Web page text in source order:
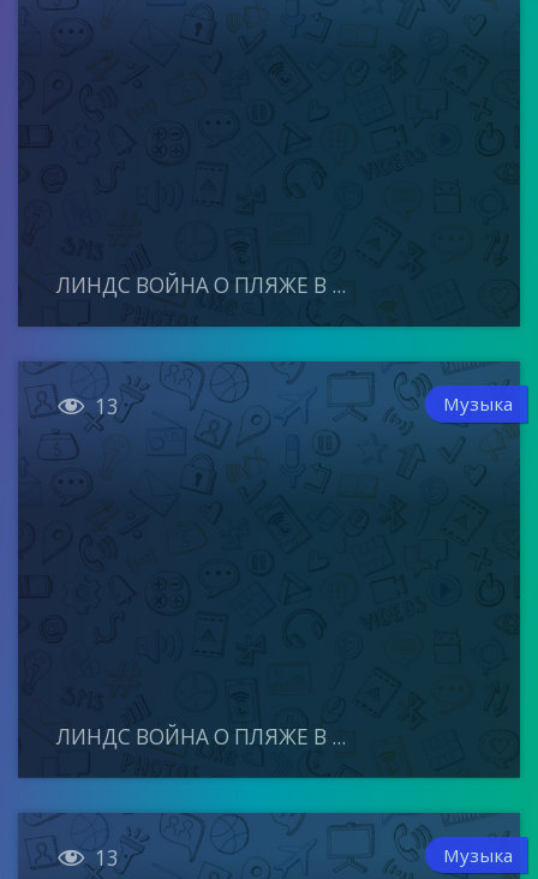
ЛИНДС ВОЙНА О ПЛЯЖЕ В ...
 13 Музыка
ЛИНДС ВОЙНА О ПЛЯЖЕ В ...
 13 Музыка